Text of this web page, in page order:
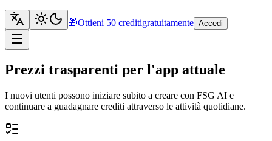
🎁Ottieni 50 creditigratuitamente Accedi
Prezzi trasparenti per l'app attuale
I nuovi utenti possono iniziare subito a creare con FSG AI e
continuare a guadagnare crediti attraverso le attività quotidiane.